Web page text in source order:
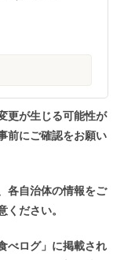
更が生じる可能性が
前にご確認をお願い
各自治体の情報をご
ださい。
べログ」に掲載され